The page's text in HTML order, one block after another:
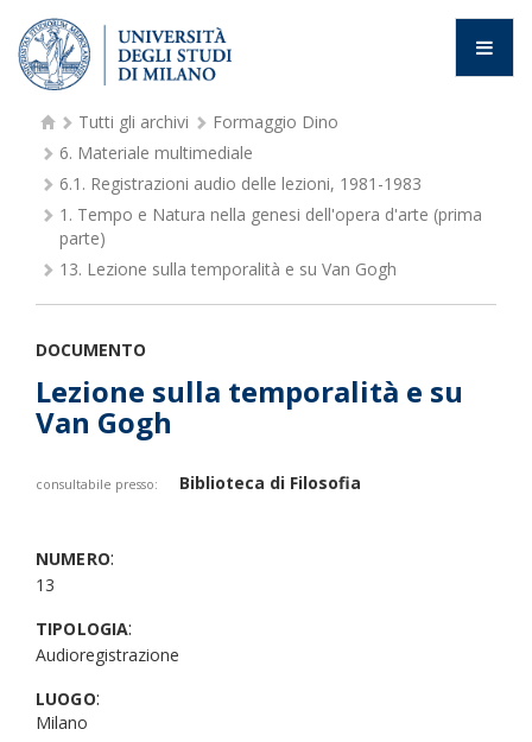
Tutti gli archivi
Formaggio Dino
6. Materiale multimediale
6.1. Registrazioni audio delle lezioni, 1981-1983
1. Tempo e Natura nella genesi dell'opera d'arte (prima
parte)
13. Lezione sulla temporalità e su Van Gogh
DOCUMENTO
Lezione sulla temporalità e su
Van Gogh
consultabile presso: Biblioteca di Filosofia
NUMERO:
13
TIPOLOGIA:
Audioregistrazione
LUOGO:
Milano